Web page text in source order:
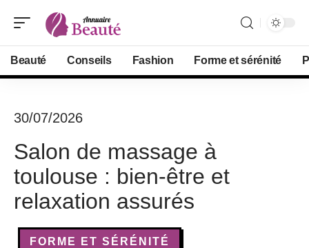
Beauté Conseils Fashion Forme et sérénité
30/07/2026
Salon de massage à
toulouse : bien-être et
relaxation assurés
FORME ET SÉRÉNITÉ